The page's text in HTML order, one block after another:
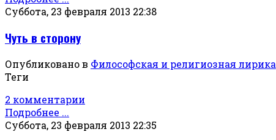
Суббота, 23 февраля 2013 22:38
Чуть в сторону
Опубликовано в Философская и религиозная лирика
Теги
2 комментарии
Подробнее ...
Суббота, 23 февраля 2013 22:35